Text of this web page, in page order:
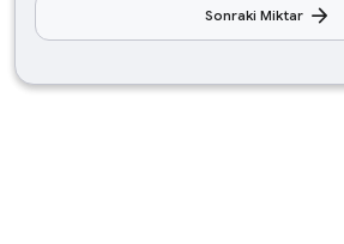
Sonraki Miktar arrow_forward